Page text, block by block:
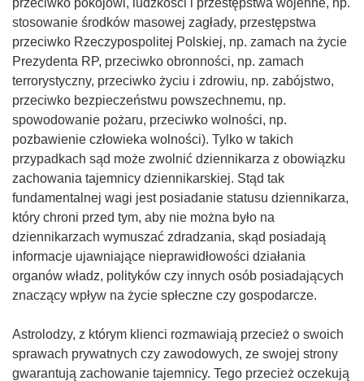
przeciwko pokojowi, ludzkości i przestępstwa wojenne, np.
stosowanie środków masowej zagłady, przestępstwa
przeciwko Rzeczypospolitej Polskiej, np. zamach na życie
Prezydenta RP, przeciwko obronności, np. zamach
terrorystyczny, przeciwko życiu i zdrowiu, np. zabójstwo,
przeciwko bezpieczeństwu powszechnemu, np.
spowodowanie pożaru, przeciwko wolności, np.
pozbawienie człowieka wolności). Tylko w takich
przypadkach sąd może zwolnić dziennikarza z obowiązku
zachowania tajemnicy dziennikarskiej. Stąd tak
fundamentalnej wagi jest posiadanie statusu dziennikarza,
który chroni przed tym, aby nie można było na
dziennikarzach wymuszać zdradzania, skąd posiadają
informacje ujawniające nieprawidłowości działania
organów władz, polityków czy innych osób posiadających
znaczący wpływ na życie spłeczne czy gospodarcze.
Astrolodzy, z którym klienci rozmawiają przecież o swoich
sprawach prywatnych czy zawodowych, ze swojej strony
gwarantują zachowanie tajemnicy. Tego przecież oczekują